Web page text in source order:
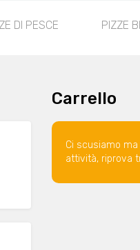
DI PESCE PIZZE
Carrello
Ci scusiamo
attività, riprova